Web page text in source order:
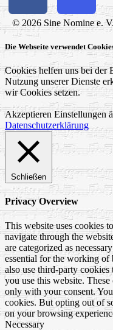
© 2026 Sine Nomine e.
Die Webseite verwendet
Cookies helfen uns bei der
Nutzung unserer Dienste
wir Cookies setzen.
Akzeptieren Einstellungen
Datenschutzerklärung
Schließen
Privacy Overview
This website uses cookies
navigate through the
are categorized as
essential for the working of
also use third-party
you use this website.
only with your consent.
cookies. But opting out of
on your browsing
Necessary